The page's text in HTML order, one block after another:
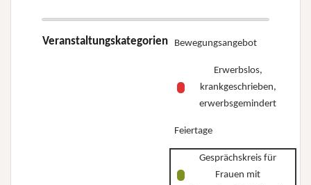
Veranstaltungskategorien Bewegungsangebot
Erwerbslos,
krankgeschrieben,
erwerbsgemindert
Feiertage
Gesprächskreis für
Frauen mit